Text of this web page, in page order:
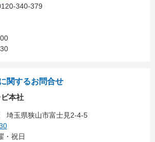
340-379
関するお問合せ
本社
埼玉県狭山市富士見2-4-5
・祝日